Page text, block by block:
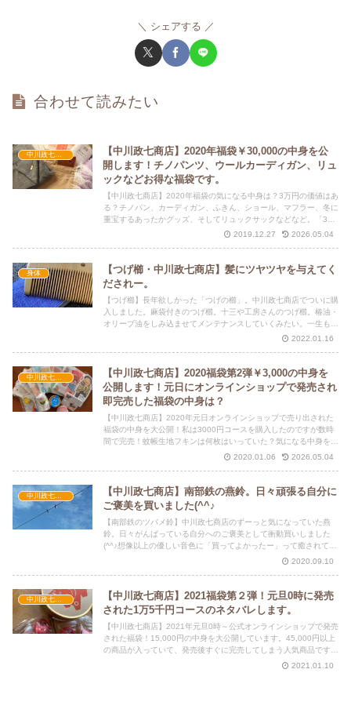
シェアする
合わせて読みたい
【中川政七商店】2020年福袋￥30,000の中身を公
開します！チノパンツ、ウールカーディガン、リュ
ックなどお得な福袋です。
【中川政七商店】2020年福袋の気になる中身は？3万円の価値はあ
る？チノパン、カーディガン、ふきん、ショール、マフラー、冬に
重宝するあったかグッズ、そしてリュックサックなどなど。「3万
円の福袋に９万円の商品が」というのは嘘じゃなかった！？
2019.12.27 2026.05.04
身体
【つげ櫛・中川政七商店】髪にツヤツヤを与えてく
だされー。
【つげ櫛】長年欲しかった「つげの櫛」。中川政七商店でついに購
入しました。麻袋付きのつげ櫛。十三や工房さんのつげ櫛。椿油・
オリーブ油をしみ込ませてメンテナンスしていくみたい。一生も
2022.01.16
【中川政七商店】2020福袋第2弾￥3,000の中身を
公開します！元日にオンラインショップで発売され
即完売した福袋の中身は？
【中川政七商店】2020年元日オンラインショップで売り出された
福袋の中身を大公開！私は3000円コースを購入したのですが数時
間で完売！蚊帳生地フキンは何枚はいっていた？気になる中身をお
2020.01.06 2026.05.04
【中川政七商店】南部鉄の燕鈴。日々頑張る自分に
ご褒美を買いました(^^♪
【南部鉄のツバメ鈴】中川政七商店のずーっと気になっていた燕
鈴。日々がんばっている自分へのご褒美として衝動買いしました
(^^♪想像以上の優しい音色に「買ってよかったー」って癒されてま
2020.09.10
中川政七商店
【中川政七商店】2021福袋第２弾！元旦0時に発売
された1万5千円コースのネタバレします。
【中川政七商店】2021年元旦0時～公式オンラインショップで発売
された福袋！15,000円の中身を大公開しています。45,000円以上
の商品が入っていて、発売後すぐに完売してしまう人気商品です。
2021.01.10